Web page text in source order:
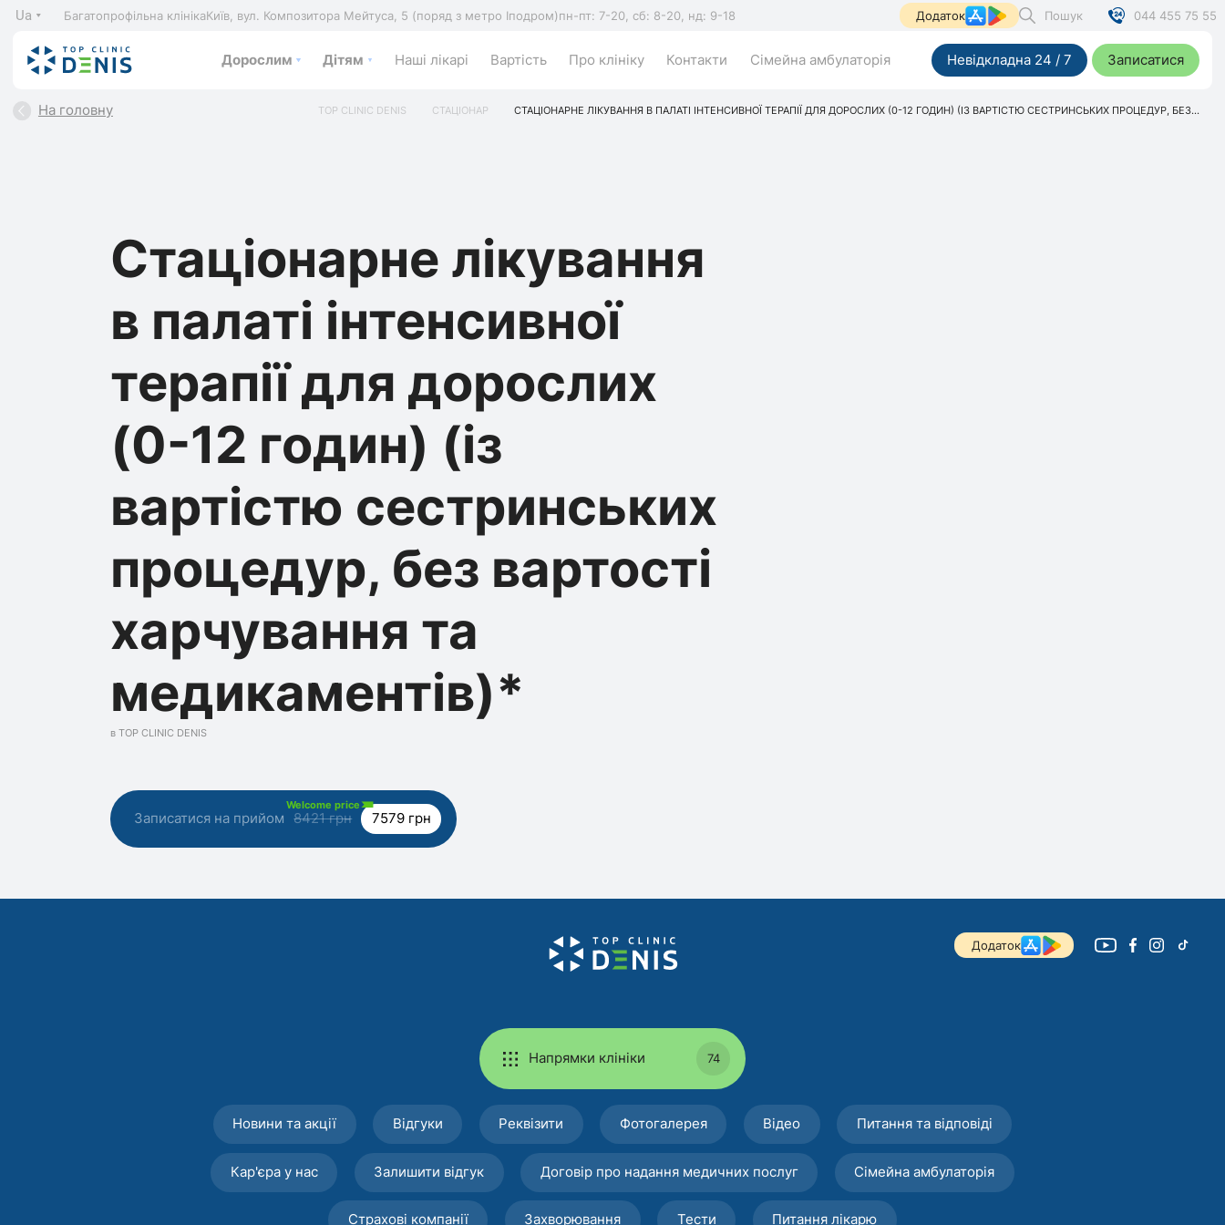
Ua Багатопрофільна клінікаКиїв, вул. Композитора Мейтуса, 5 (поряд з метро Іподром)пн-пт: 7-20, сб: 8-20, нд: 9-18 Додаток Пошук 044 455 75 55
Дорослим Дітям Наші лікарі Вартість Про клініку Контакти Сімейна амбулаторія Невідкладна 24 / 7 Записатися
На головну TOP CLINIC DENIS СТАЦІОНАР СТАЦІОНАРНЕ ЛІКУВАННЯ В ПАЛАТІ ІНТЕНСИВНОЇ ТЕРАПІЇ ДЛЯ ДОРОСЛИХ (0-12 ГОДИН) (ІЗ ВАРТІСТЮ СЕСТРИНСЬКИХ ПРОЦЕДУР, БЕЗ...
Стаціонарне лікування
в палаті інтенсивної
терапії для дорослих
(0-12 годин) (із
вартістю сестринських
процедур, без вартості
харчування та
медикаментів)*
в TOP CLINIC DENIS
Записатися на прийом
Welcome price
8421 грн 7579 грн
Додаток
Напрямки клініки 74
Новини та акції Відгуки Реквізити Фотогалерея Відео Питання та відповіді
Кар'єра у нас Залишити відгук Договір про надання медичних послуг Сімейна амбулаторія
Страхові компанії Захворювання Тести Питання лікарю